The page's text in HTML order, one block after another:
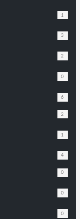
1
3
2
0
6
2
1
4
0
0
0